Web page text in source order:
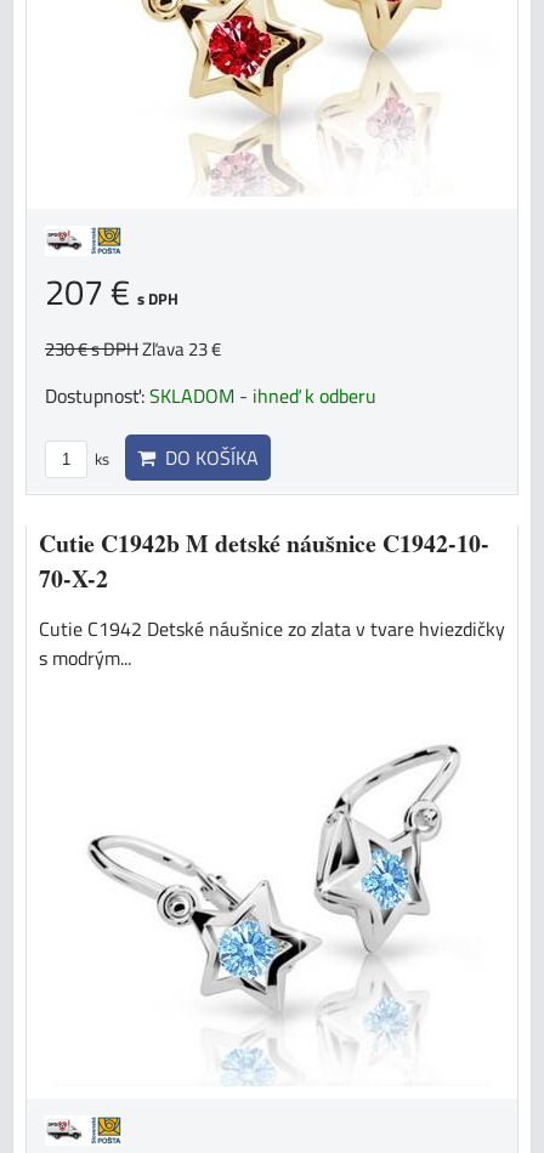
207 € s DPH
230 €s DPHZľava 23 €
Dostupnosť:SKLADOM - ihneď k odberu
ks DO KOŠÍKA
Cutie C1942b M detské náušnice C1942-10-
70-X-2
Cutie C1942 Detské náušnice zo zlata v tvare hviezdičky
s modrým...